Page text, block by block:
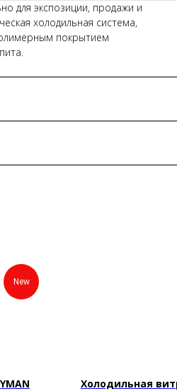
для экспозиции, продажи и
холодильная система,
покрытием
New
Холодильная